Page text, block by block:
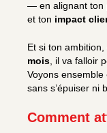
— en alignant ton
et ton impact
Et si ton ambition,
mois , il va falloir
Voyons
sans s’épuiser ni
Comment